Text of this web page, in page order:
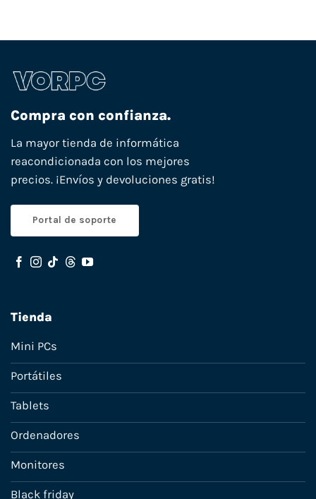
Compra con confianza.
La mayor tienda de informática
reacondicionada con los mejores
precios. ¡Envíos y devoluciones gratis!
Portal de soporte
Tienda
Mini PCs
Portátiles
Tablets
Ordenadores
Monitores
Black friday